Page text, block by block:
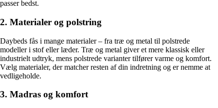
passer bedst.
2. Materialer og polstring
Daybeds fås i mange materialer – fra træ og metal til polstrede
modeller i stof eller læder. Træ og metal giver et mere klassisk eller
industrielt udtryk, mens polstrede varianter tilfører varme og komfort.
Vælg materialer, der matcher resten af din indretning og er nemme at
vedligeholde.
3. Madras og komfort